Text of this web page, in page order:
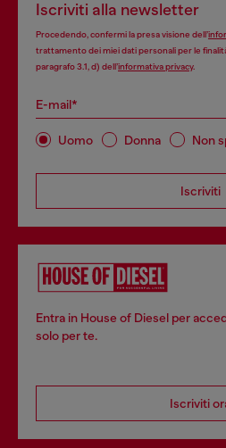
Iscriviti alla newsletter
Procedendo, confermi la presa visione dell’
trattamento dei miei dati personali per le
paragrafo 3.1, d) dell’informativa privacy.
E-mail*
Uomo Donna Non
Iscriviti
Entra in House of Diesel per
solo per te.
Iscriviti